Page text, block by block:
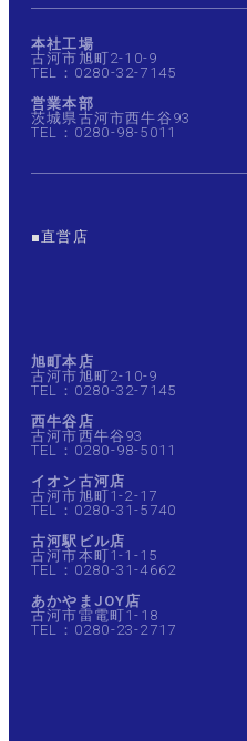
本社工場
古河市旭町2-10-9
TEL：0280-32-7145
営業本部
茨城県古河市西牛谷93
TEL：0280-98-5011
■直営店
旭町本店
古河市旭町2-10-9
TEL：0280-32-7145
西牛谷店
古河市西牛谷93
TEL：0280-98-5011
イオン古河店
古河市旭町1-2-17
TEL：0280-31-5740
古河駅ビル店
古河市本町1-1-15
TEL：0280-31-4662
あかやまJOY店
古河市雷電町1-18
TEL：0280-23-2717